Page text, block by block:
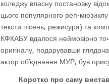
коледжу власну постановку
цього популярного реп-
тексти пісень, режисура) та
КФКАБУ вдалося неймовірно
оригіналу, подарувавши
актор об’єднання МУР, був
Коротко про саму